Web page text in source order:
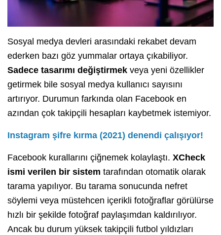
Sosyal medya devleri arasındaki rekabet devam
ederken bazı göz yummalar ortaya çıkabiliyor.
Sadece tasarımı değiştirmek veya yeni özellikler
getirmek bile sosyal medya kullanıcı sayısını
artırıyor. Durumun farkında olan Facebook en
azından çok takipçili hesapları kaybetmek istemiyor.
Instagram şifre kırma (2021) denendi çalışıyor!
Facebook kurallarını çiğnemek kolaylaştı. XCheck
ismi verilen bir sistem tarafından otomatik olarak
tarama yapılıyor. Bu tarama sonucunda nefret
söylemi veya müstehcen içerikli fotoğraflar görülürse
hızlı bir şekilde fotoğraf paylaşımdan kaldırılıyor.
Ancak bu durum yüksek takipçili futbol yıldızları